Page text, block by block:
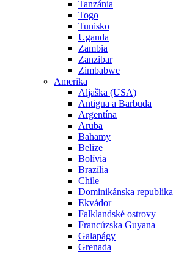
Tanzánia
Togo
Tunisko
Uganda
Zambia
Zanzibar
Zimbabwe
Amerika
Aljaška (USA)
Antigua a Barbuda
Argentína
Aruba
Bahamy
Belize
Bolívia
Brazília
Chile
Dominikánska republika
Ekvádor
Falklandské ostrovy
Francúzska Guyana
Galapágy
Grenada